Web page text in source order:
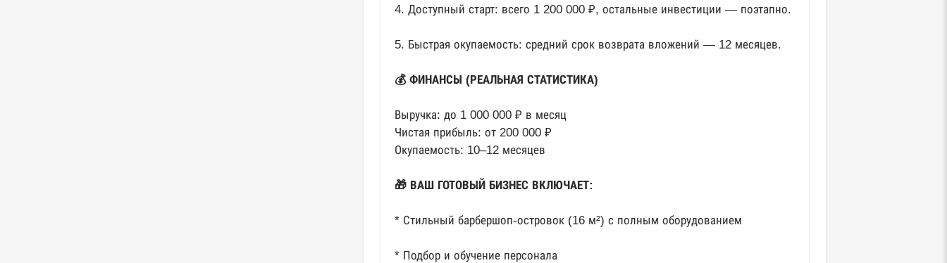
4. Доступный старт: всего 1 200 000 ₽, остальные инвестиции — поэтапно.
5. Быстрая окупаемость: средний срок возврата вложений — 12 месяцев.
💰 ФИНАНСЫ (РЕАЛЬНАЯ СТАТИСТИКА)
Выручка: до 1 000 000 ₽ в месяц
Чистая прибыль: от 200 000 ₽
Окупаемость: 10–12 месяцев
🎁 ВАШ ГОТОВЫЙ БИЗНЕС ВКЛЮЧАЕТ:
* Стильный барбершоп-островок (16 м²) с полным оборудованием
* Подбор и обучение персонала